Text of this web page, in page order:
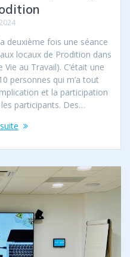
deuxième fois une séance
locaux de Prodition dans
au Travail). C’était une
personnes qui m’a tout
et la participation
participants. Des…